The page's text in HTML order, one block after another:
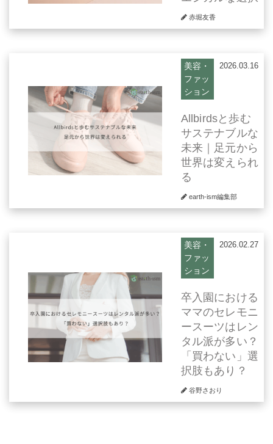
赤堀友香
美容・
ファッ
ション
2026.03.16
Allbirdsと歩む
サステナブルな
未来｜足元から
世界は変えられ
る
earth-ism編集部
美容・
ファッ
ション
2026.02.27
卒入園における
ママのセレモニ
ースーツはレン
タル派が多い？
「買わない」選
択肢もあり？
谷野さおり